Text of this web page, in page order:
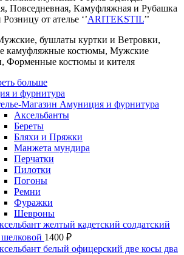
Повседневная, Камуфляжная и Рубашка
от ателье ‘’ARITEKSTIL’’
бушлаты куртки и Ветровки,
камуфляжные костюмы, Мужские
Форменные костюмы и кителя
больше
и фурнитура
Магазин Амуниция и фурнитура
Аксельбанты
Береты
Бляхи и Пряжки
Манжета мундира
Перчатки
Пилотки
Погоны
Ремни
Фуражки
Шевроны
желтый кадетский солдатский
шелковой 1400 ₽
белый офицерский две косы два